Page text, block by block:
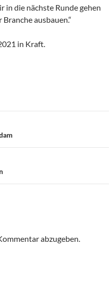
in die nächste Runde gehen
ausbauen.“
in Kraft.
abzugeben.